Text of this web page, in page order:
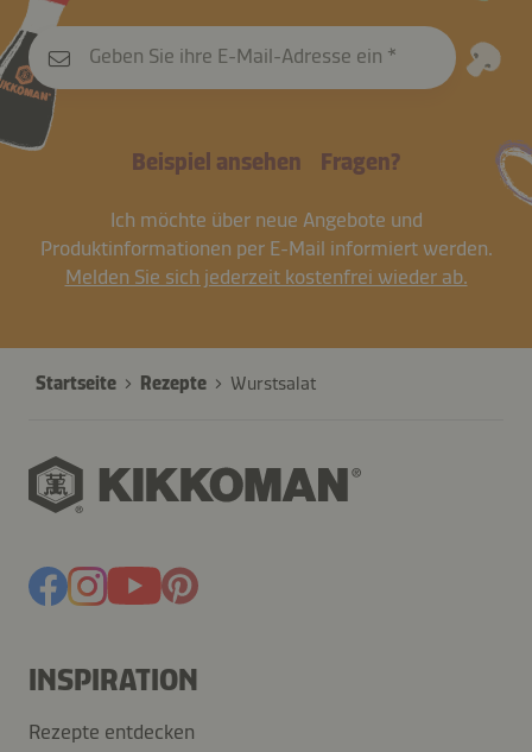
Geben Sie ihre E-Mail-Adresse ein
Beispiel ansehen Fragen?
Ich möchte über neue Angebote und
Produktinformationen per E-Mail informiert werden.
Melden Sie sich jederzeit kostenfrei wieder ab.
Startseite Rezepte Wurstsalat
INSPIRATION
Rezepte entdecken